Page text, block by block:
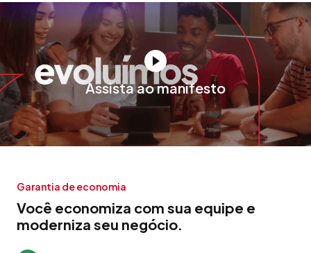
Assista ao manifesto
Garantia de economia
Você economiza com sua equipe e
moderniza seu negócio.